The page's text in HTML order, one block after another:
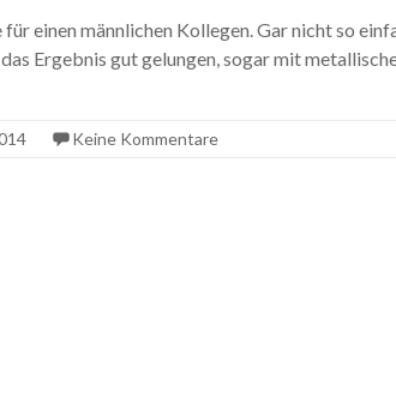
einen männlichen Kollegen. Gar nicht so
Ergebnis gut gelungen, sogar mit
Keine Kommentare